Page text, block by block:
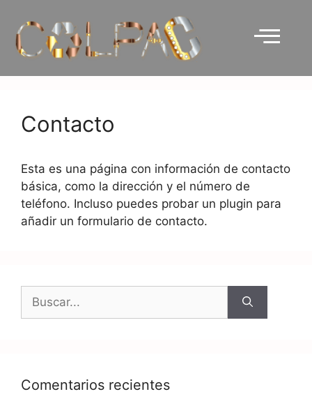
Contacto
Esta es una página con información de contacto
básica, como la dirección y el número de
teléfono. Incluso puedes probar un plugin para
añadir un formulario de contacto.
Comentarios recientes